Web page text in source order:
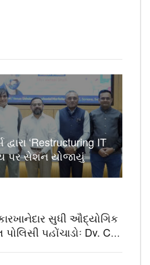
‘Restructuring IT
પર સેશન યોજાયું
કારખાનેદાર સુધી ઔદ્યોગિક
પહોંચાડોઃ Dy. CM